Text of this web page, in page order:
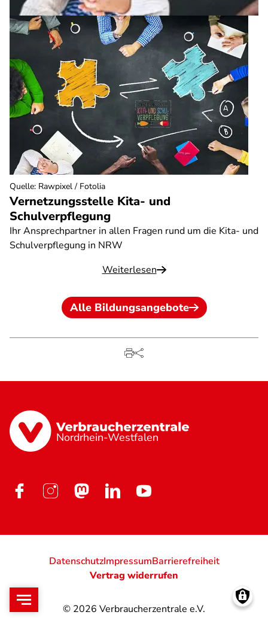
Vernetzungsstelle Kita- und
Schulverpflegung
Ihr Ansprechpartner in allen Fragen rund um die Kita- und
Schulverpflegung in NRW
Weiterlesen
Quelle: Rawpixel / Fotolia
Alle Bildungsangebote
Nordrhein-Westfalen
© 2026 Verbraucherzentrale e.V.
DatenschutzImpressumBarrierefreiheit
Vertrag widerrufen